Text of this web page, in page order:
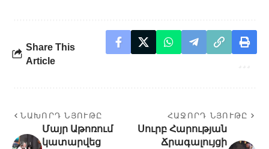
Share This
Article
ՆԱԽՈՐԴ ՆՅՈՒԹԸ
Մայր Աթոռում
կատարվեց
ՀԱՋՈՐԴ ՆՅՈՒԹԸ
Սուրբ Հարության
Ճրագալույցի